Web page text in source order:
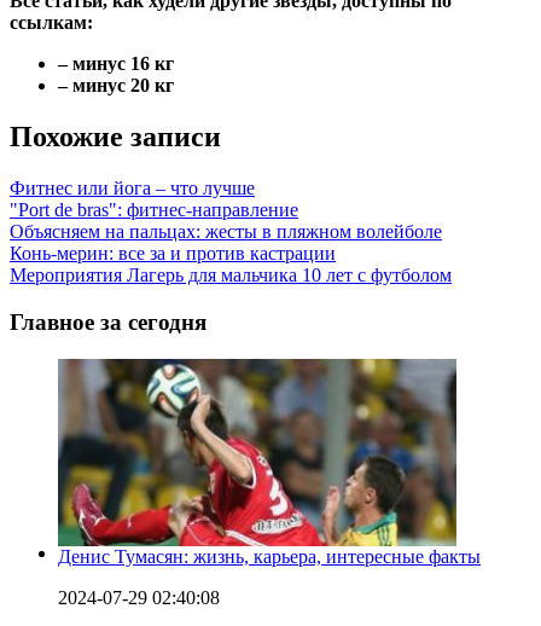
ссылкам:
– минус 16 кг
– минус 20 кг
Похожие записи
Фитнес или йога – что лучше
"Port de bras": фитнес-направление
Объясняем на пальцах: жесты в пляжном волейболе
Конь-мерин: все за и против кастрации
Мероприятия Лагерь для мальчика 10 лет с футболом
Главное за сегодня
Денис Тумасян: жизнь, карьера, интересные факты
2024-07-29 02:40:08